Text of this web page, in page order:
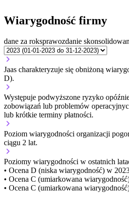
Wiarygodność firmy
dane za roksprawozdanie
Jaas charakteryzuje się obniżoną
D).
Występuje podwyższone ryzyko
zobowiązań lub problemów
lub krótkie terminy płatności.
Poziom wiarygodności organizacji
ciągu 2 lat.
Poziomy wiarygodności w ostatnich
• Ocena D (niska wiarygodność) w
• Ocena C (umiarkowana
• Ocena C (umiarkowana